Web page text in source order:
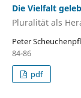
Die Vielfalt
Pluralität als
Peter
84-86
pdf